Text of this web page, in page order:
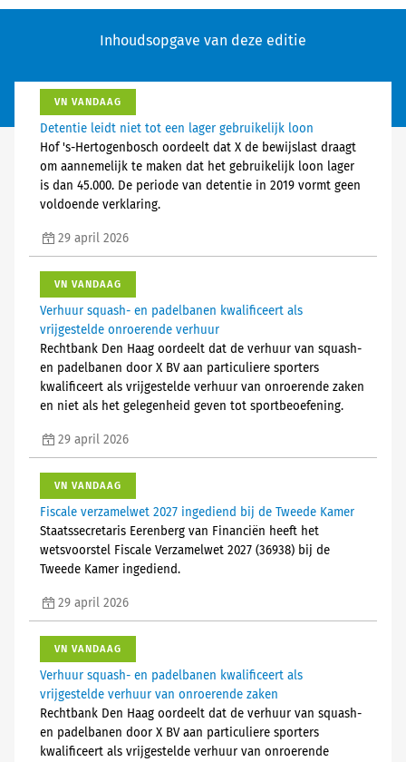
Inhoudsopgave van deze editie
VN VANDAAG
Detentie leidt niet tot een lager gebruikelijk loon
Hof 's-Hertogenbosch oordeelt dat X de bewijslast draagt
om aannemelijk te maken dat het gebruikelijk loon lager
is dan 45.000. De periode van detentie in 2019 vormt geen
voldoende verklaring.
29 april 2026
VN VANDAAG
Verhuur squash- en padelbanen kwalificeert als
vrijgestelde onroerende verhuur
Rechtbank Den Haag oordeelt dat de verhuur van squash-
en padelbanen door X BV aan particuliere sporters
kwalificeert als vrijgestelde verhuur van onroerende zaken
en niet als het gelegenheid geven tot sportbeoefening.
29 april 2026
VN VANDAAG
Fiscale verzamelwet 2027 ingediend bij de Tweede Kamer
Staatssecretaris Eerenberg van Financiën heeft het
wetsvoorstel Fiscale Verzamelwet 2027 (36938) bij de
Tweede Kamer ingediend.
29 april 2026
VN VANDAAG
Verhuur squash- en padelbanen kwalificeert als
vrijgestelde verhuur van onroerende zaken
Rechtbank Den Haag oordeelt dat de verhuur van squash-
en padelbanen door X BV aan particuliere sporters
kwalificeert als vrijgestelde verhuur van onroerende